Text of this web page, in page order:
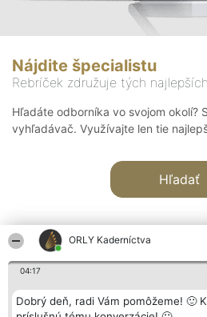
ORLY Kaderníctva
04:17
Dobrý deň, radi Vám pomôžeme! 🙂
Nájdite špecialistu
Rebríček združuje tých
Hľadáte odborníka vo svojom okolí?
vyhľadávač. Využívajte len tie
Hľadať
Organizátor hodnotenia
Bright Side Solutions sp. z o.
Hodnotenie
Laureáti